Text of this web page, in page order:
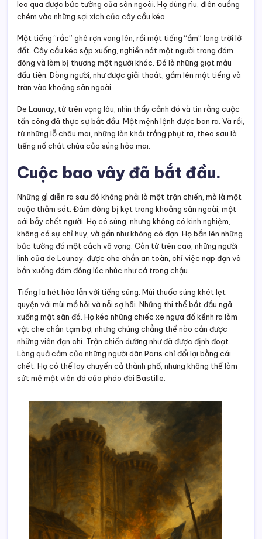
leo qua được bức tường của sân ngoài. Họ dùng rìu, điên cuồng
chém vào những sợi xích của cây cầu kéo.
Một tiếng “rắc” ghê rợn vang lên, rồi một tiếng “ầm” long trời lở
đất. Cây cầu kéo sập xuống, nghiền nát một người trong đám
đông và làm bị thương một người khác. Đó là những giọt máu
đầu tiên. Dòng người, như được giải thoát, gầm lên một tiếng và
tràn vào khoảng sân ngoài.
De Launay, từ trên vọng lâu, nhìn thấy cảnh đó và tin rằng cuộc
tấn công đã thực sự bắt đầu. Một mệnh lệnh được ban ra. Và rồi,
từ những lỗ châu mai, những làn khói trắng phụt ra, theo sau là
tiếng nổ chát chúa của súng hỏa mai.
Cuộc bao vây đã bắt đầu.
Những gì diễn ra sau đó không phải là một trận chiến, mà là một
cuộc thảm sát. Đám đông bị kẹt trong khoảng sân ngoài, một
cái bẫy chết người. Họ có súng, nhưng không có kinh nghiệm,
không có sự chỉ huy, và gần như không có đạn. Họ bắn lên những
bức tường đá một cách vô vọng. Còn từ trên cao, những người
lính của de Launay, được che chắn an toàn, chỉ việc nạp đạn và
bắn xuống đám đông lúc nhúc như cá trong chậu.
Tiếng la hét hòa lẫn với tiếng súng. Mùi thuốc súng khét lẹt
quyện với mùi mồ hôi và nỗi sợ hãi. Những thi thể bắt đầu ngã
xuống mặt sân đá. Họ kéo những chiếc xe ngựa đổ kềnh ra làm
vật che chắn tạm bợ, nhưng chúng chẳng thể nào cản được
những viên đạn chì. Trận chiến dường như đã được định đoạt.
Lòng quả cảm của những người dân Paris chỉ đổi lại bằng cái
chết. Họ có thể lay chuyển cả thành phố, nhưng không thể làm
sứt mẻ một viên đá của pháo đài Bastille.